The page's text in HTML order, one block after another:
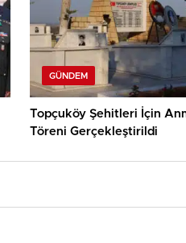
GÜNDEM
Topçuköy Şehitleri İçin
Töreni Gerçekleştirildi